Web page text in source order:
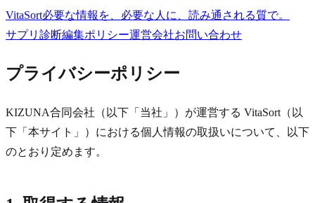
VitaSort必要な情報を、必要な人に、読み通される質で。
サプリ診断編集ポリシー運営会社お問い合わせ
プライバシーポリシー
KIZUNA合同会社（以下「当社」）が運営する VitaSort（以
下「本サイト」）における個人情報の取扱いについて、以下
のとおり定めます。